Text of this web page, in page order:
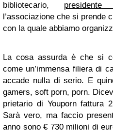
biblio­te­ca­rio,
l’associazione che si prende
con la quale abbiamo
La cosa assurda è che si
come un’immensa filiera di
accade nulla di serio. E
gamers, soft porn, porn.
prie­ta­rio di You­porn fat­tura
Sarà vero, ma fac­cio
anno sono € 730 milioni di